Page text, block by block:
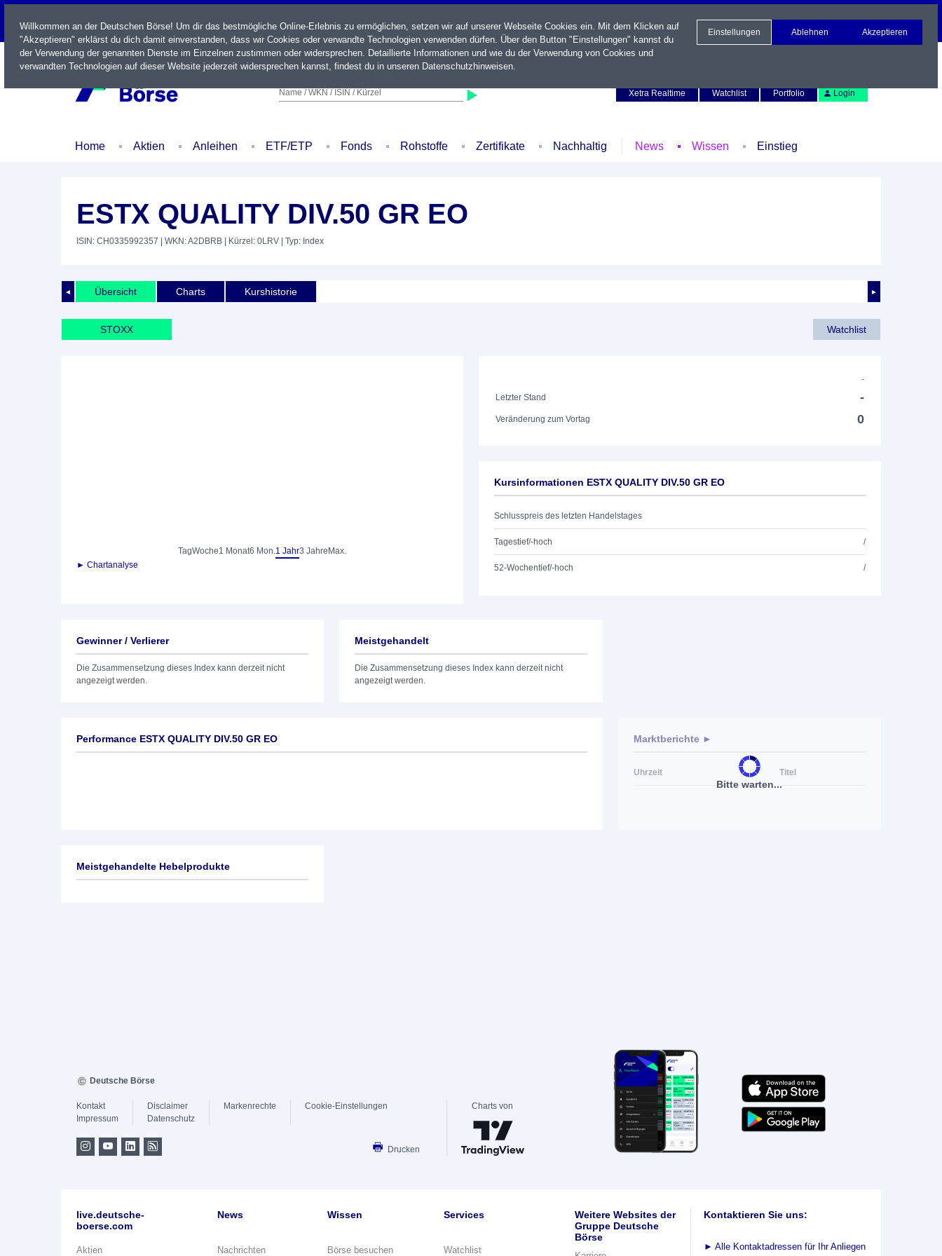
LIVE
Name / WKN / ISIN / Kürzel
Xetra Realtime
Watchlist Portfolio Login
Home Aktien Anleihen ETF/ETP Fonds Rohstoffe Zertifikate Nachhaltig News Wissen Einstieg
ESTX QUALITY DIV.50 GR EO
ISIN: CH0335992357 | WKN: A2DBRB | Kürzel: 0LRV | Typ: Index
◄ ►
Übersicht Charts Kurshistorie
STOXX Watchlist
TagWoche1 Monat6 Mon.1 Jahr3 Jahre Max.
► Chartanalyse
-
Letzter Stand
-
Veränderung zum Vortag 0
Kursinformationen ESTX QUALITY DIV.50 GR EO
Schlusspreis des letzten Handelstages
Tagestief/-hoch /
52-Wochentief/-hoch /
Gewinner / Verlierer
Die Zusammensetzung dieses Index kann derzeit nicht
angezeigt werden.
Meistgehandelt
Die Zusammensetzung dieses Index kann derzeit nicht
angezeigt werden.
Performance ESTX QUALITY DIV.50 GR EO
Bitte warten...
Marktberichte ►
Uhrzeit Titel
Meistgehandelte Hebelprodukte
Willkommen an der Deutschen Börse! Um dir das bestmögliche Online-Erlebnis zu ermöglichen, setzen wir auf unserer Webseite Cookies ein. Mit dem Klicken auf
"Akzeptieren" erklärst du dich damit einverstanden, dass wir Cookies oder verwandte Technologien verwenden dürfen. Über den Button "Einstellungen" kannst du
der Verwendung der genannten Dienste im Einzelnen zustimmen oder widersprechen. Detaillierte Informationen und wie du der Verwendung von Cookies und
verwandten Technologien auf dieser Website jederzeit widersprechen kannst, findest du in unseren Datenschutzhinweisen.
Einstellungen Ablehnen Akzeptieren
Deutsche Börse
Kontakt
Impressum
Disclaimer
Datenschutz
Markenrechte Cookie-Einstellungen
Drucken
Charts von
live.deutsche-
boerse.com
Aktien
News
Nachrichten
Wissen
Börse besuchen
Services
Watchlist
Weitere Websites der
Gruppe Deutsche
Börse
Kontaktieren Sie uns:
► Alle Kontaktadressen für Ihr Anliegen